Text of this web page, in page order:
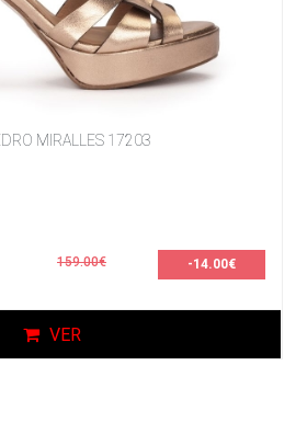
MIRALLES 17203
159.00€ -14.00€
VER